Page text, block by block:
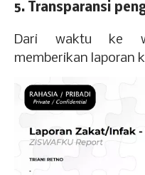
5. Transparansi
Dari waktu ke
memberikan laporan